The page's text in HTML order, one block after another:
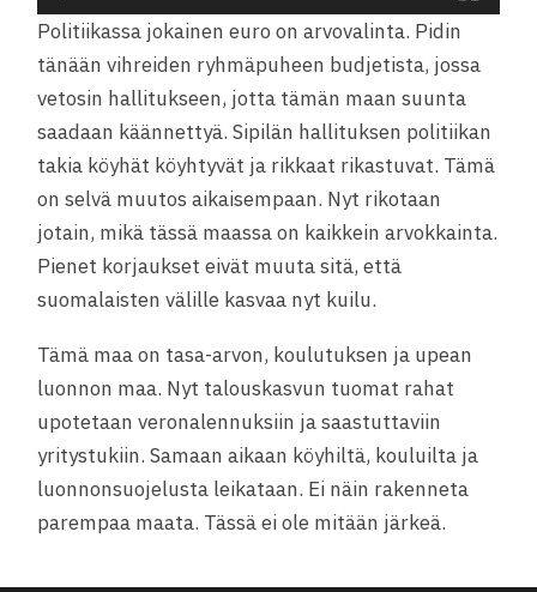
Politiikassa jokainen euro on arvovalinta. Pidin
tänään vihreiden ryhmäpuheen budjetista, jossa
vetosin hallitukseen, jotta tämän maan suunta
saadaan käännettyä. Sipilän hallituksen politiikan
takia köyhät köyhtyvät ja rikkaat rikastuvat. Tämä
on selvä muutos aikaisempaan. Nyt rikotaan
jotain, mikä tässä maassa on kaikkein arvokkainta.
Pienet korjaukset eivät muuta sitä, että
suomalaisten välille kasvaa nyt kuilu.
Tämä maa on tasa-arvon, koulutuksen ja upean
luonnon maa. Nyt talouskasvun tuomat rahat
upotetaan veronalennuksiin ja saastuttaviin
yritystukiin. Samaan aikaan köyhiltä, kouluilta ja
luonnonsuojelusta leikataan. Ei näin rakenneta
parempaa maata. Tässä ei ole mitään järkeä.